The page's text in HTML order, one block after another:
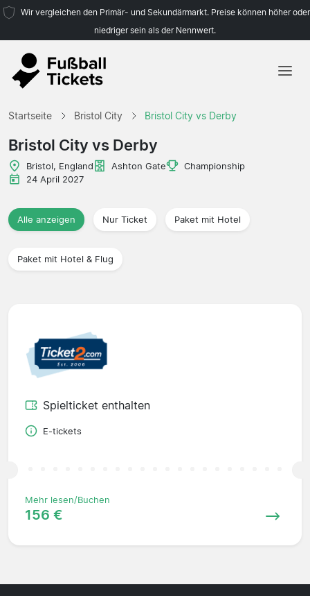
Wir vergleichen den Primär- und Sekundärmarkt. Preise können höher oder
niedriger sein als der Nennwert.
Ligen
Startseite Bristol City Bristol City vs Derby
Bristol City vs Derby
Bristol, England Ashton Gate
Championship
24 April 2027
Alle anzeigen Nur Ticket Paket mit Hotel
Paket mit Hotel & Flug
Spielticket enthalten
E-tickets
Mehr lesen/Buchen
156 €